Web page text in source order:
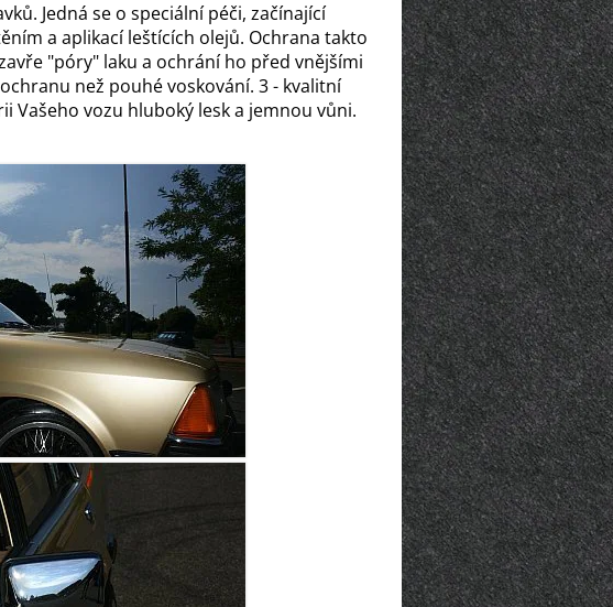
Jedná se o speciální péči, začínající
a aplikací leštících olejů. Ochrana takto
"póry" laku a ochrání ho před vnějšími
než pouhé voskování. 3 - kvalitní
Vašeho vozu hluboký lesk a jemnou vůni.